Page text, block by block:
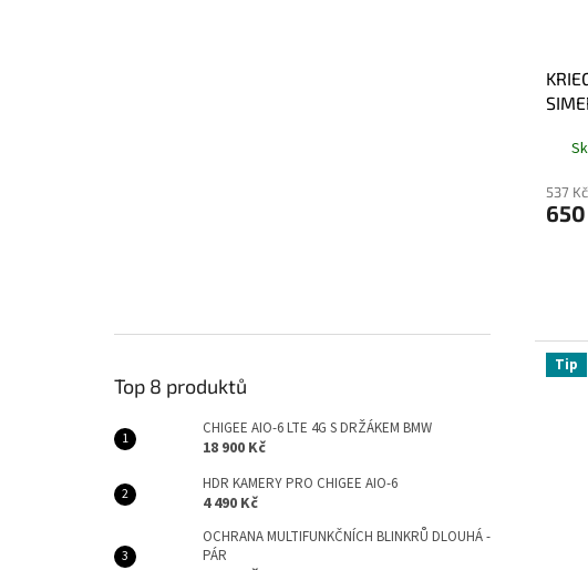
Top 8 produktů
CHIGEE AIO-6 LTE 4G S DRŽÁKEM BMW
18 900 Kč
HDR KAMERY PRO CHIGEE AIO-6
4 490 Kč
OCHRANA MULTIFUNKČNÍCH BLINKRŮ DLOUHÁ -
PÁR
537
Tip